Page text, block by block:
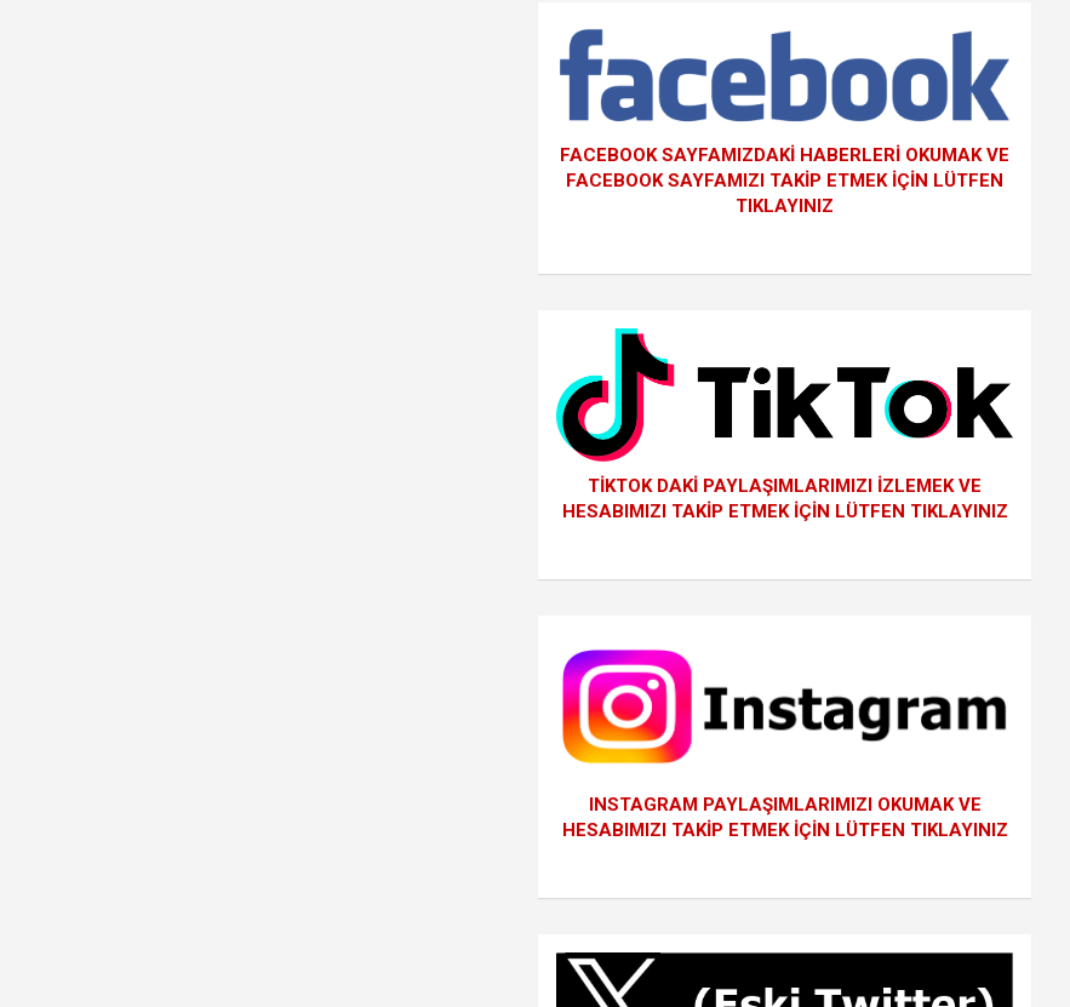
FACEBOOK SAYFAMIZDAKİ HABERLERİ OKUMAK VE
FACEBOOK SAYFAMIZI TAKİP ETMEK İÇİN LÜTFEN
TIKLAYINIZ
TİKTOK DAKİ PAYLAŞIMLARIMIZI İZLEMEK VE
HESABIMIZI TAKİP ETMEK İÇİN LÜTFEN TIKLAYINIZ
INSTAGRAM PAYLAŞIMLARIMIZI OKUMAK VE
HESABIMIZI TAKİP ETMEK İÇİN LÜTFEN TIKLAYINIZ